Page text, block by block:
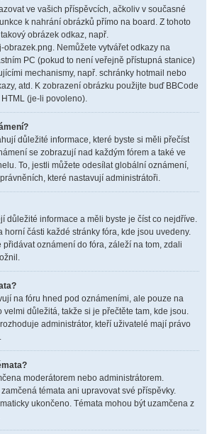
ve vašich příspěvcích, ačkoliv v současné
k nahrání obrázků přímo na board. Z tohoto
obrázek odkaz, např.
obrazek.png. Nemůžete vytvářet odkazy na
PC (pokud to není veřejně přístupná stanice)
mechanismy, např. schránky hotmail nebo
atd. K zobrazení obrázku použijte buď BBCode
(je-li povoleno).
důležité informace, které byste si měli přečíst
se zobrazují nad každým fórem a také ve
To, jestli můžete odesílat globální oznámení,
které nastavují administrátoři.
důležité informace a měli byste je číst co nejdříve.
horní části každé stránky fóra, kde jsou uvedeny.
přidávat oznámení do fóra, záleží na tom, zdali
na fóru hned pod oznámeními, ale pouze na
velmi důležitá, takže si je přečtěte tam, kde jsou.
administrátor, kteří uživatelé mají právo
moderátorem nebo administrátorem.
témata ani upravovat své příspěvky.
ukončeno. Témata mohou být uzamčena z